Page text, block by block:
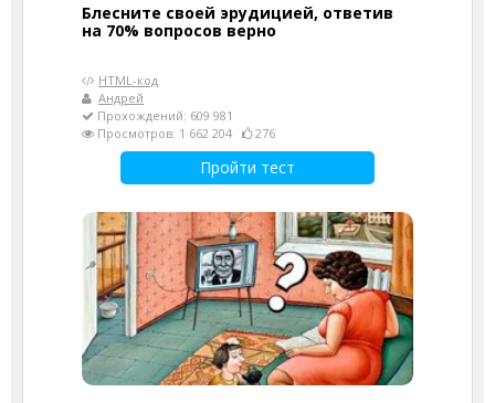
Блесните своей эрудицией, ответив
на 70% вопросов верно
HTML-код
Андрей
Прохождений: 609 981
Просмотров: 1 662 204
276
Пройти тест